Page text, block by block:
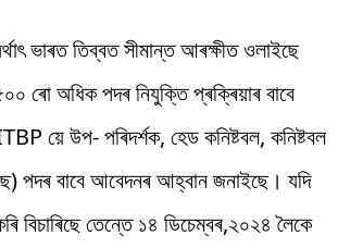
ভাৰত তিব্বত সীমান্ত আৰক্ষীত ওলাইছে
ৰো অধিক পদৰ নিযুক্তি প্ৰক্ৰিয়াৰ বাবে
য়ে উপ- পৰিদৰ্শক, হেড কনিষ্টবল, কনিষ্টবল
পদৰ বাবে আবেদনৰ আহ্বান জনাইছে। যদি
বিচাৰিছে তেন্তে ১৪ ডিচেম্বৰ,২০২৪ লৈকে